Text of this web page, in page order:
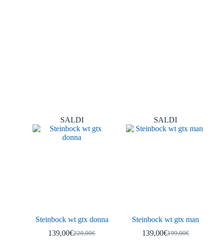
SALDI
Steinbock wt gtx donna
220,00€
139,00€
SALDI
Steinbock wt gtx man
199,00€
139,00€